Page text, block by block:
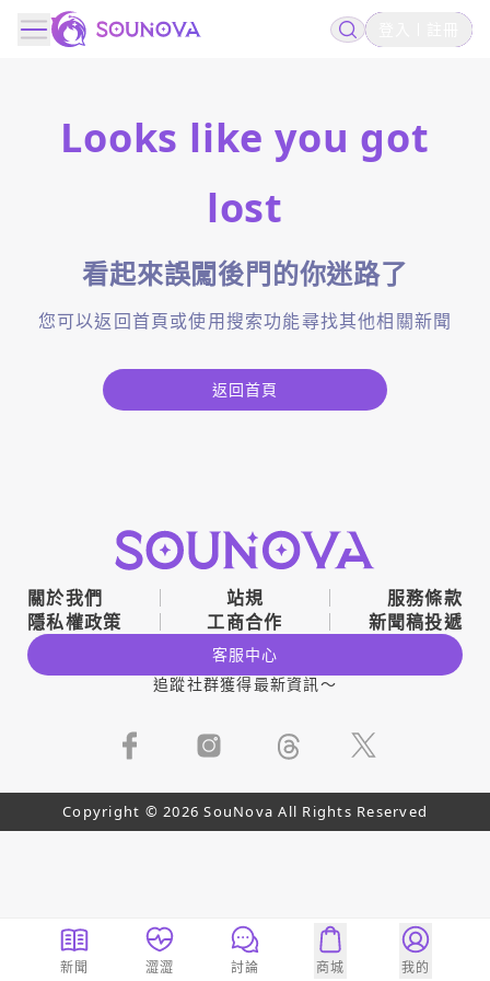
Looks like you got
lost
看起來誤闖後門的你迷路了
您可以返回首頁或使用搜索功能尋找其他相關新聞
返回首頁
關於我們 站規
服務條款
隱私權政策
工商合作 新聞稿投遞
客服中心
追蹤社群獲得最新資訊～
Copyright © 2026 SouNova All Rights Reserved
新聞 澀澀 討論 商城 我的